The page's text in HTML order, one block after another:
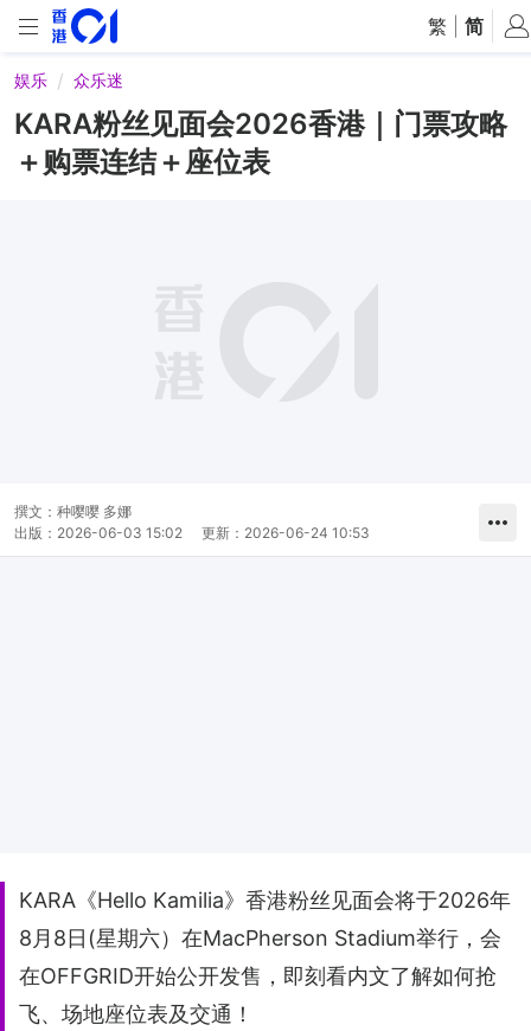
繁 简
娱乐 众乐迷
KARA粉丝见面会2026香港｜门票攻略
＋购票连结＋座位表
撰文： 种嘤嘤 多娜
出版： 2026-06-03 15:02 更新： 2026-06-24 10:53
KARA《Hello Kamilia》香港粉丝见面会将于2026年
8月8日(星期六）在MacPherson Stadium举行，会
在OFFGRID开始公开发售，即刻看内文了解如何抢
飞、场地座位表及交通！